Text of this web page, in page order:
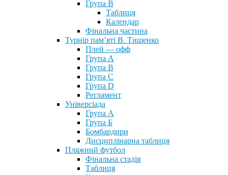
Група В
Таблиця
Календар
Фінальна частина
Турнір пам’яті В. Тищенко
Плей — офф
Група А
Група B
Група С
Група D
Регламент
Універсіада
Група А
Група Б
Бомбардири
Дисциплінарна таблиця
Пляжний футбол
Фінальна стадія
Таблиця